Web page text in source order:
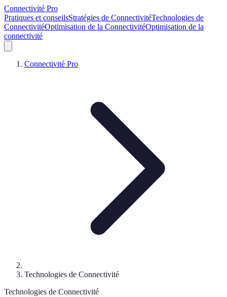
Connectivité Pro
Pratiques et conseilsStratégies de ConnectivitéTechnologies de
ConnectivitéOptimisation de la ConnectivitéOptimisation de la
connectivité
Connectivité Pro
Technologies de Connectivité
Technologies de Connectivité